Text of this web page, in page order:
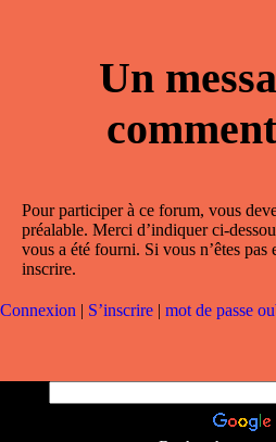
Un
Pour participer à ce forum, vous
préalable. Merci d’indiquer ci-
vous a été fourni. Si vous n’êtes
inscrire.
Connexion | S’inscrire | mot de passe